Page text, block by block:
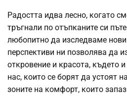
Радостта идва лесно, когато
тръгнали по отъпканите си
любопитно да изследваме
перспективи ни позволява да
откровение и красота, където
нас, които се борят да устоят
зоните на комфорт, които